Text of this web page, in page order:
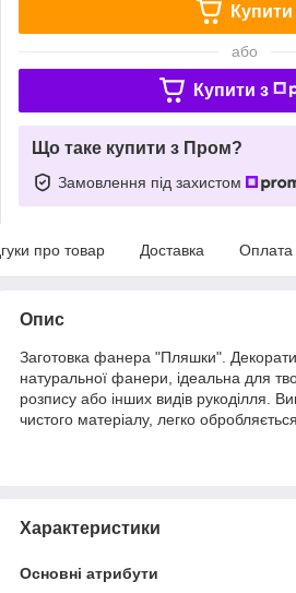
Купити
або
Купити з
Що таке купити з Пром?
Замовлення під захистом
про товар Доставка Оплата
Опис
Заготовка фанера "Пляшки".
натуральної фанери, ідеальна для
розпису або інших видів рукоділля.
чистого матеріалу, легко
Характеристики
Основні атрибути